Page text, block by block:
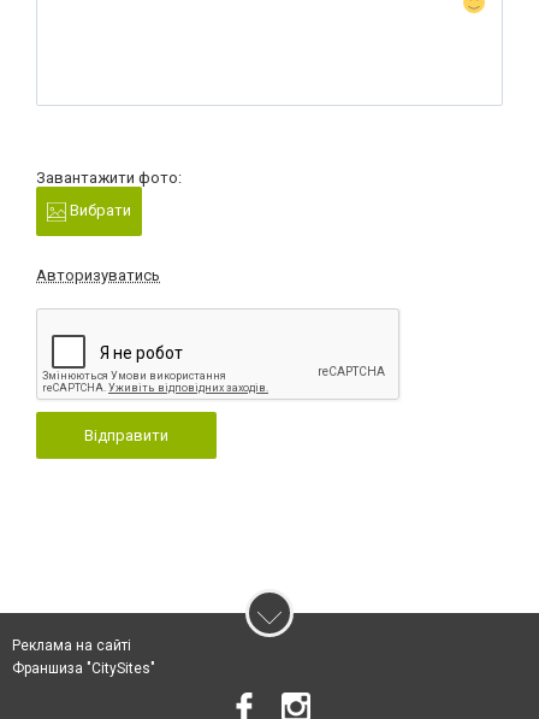
Завантажити фото:
Вибрати
Авторизуватись
Відправити
Реклама на сайті
Франшиза "CitySites"